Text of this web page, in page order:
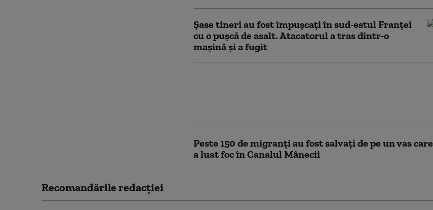
Şase tineri au fost împuşcați în sud-estul Franţei
cu o pușcă de asalt. Atacatorul a tras dintr-o
maşină și a fugit
Peste 150 de migranţi au fost salvați de pe un vas care
a luat foc în Canalul Mânecii
Recomandările redacţiei